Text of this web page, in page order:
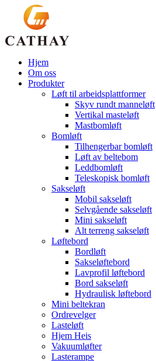
Hjem
Om oss
Produkter
Løft til arbeidsplattformer
Skyv rundt manneløft
Vertikal masteløft
Mastbomløft
Bomløft
Tilhengerbar bomløft
Løft av beltebom
Leddbomløft
Teleskopisk bomløft
Sakseløft
Mobil sakseløft
Selvgående sakseløft
Mini sakseløft
Alt terreng sakseløft
Løftebord
Bordløft
Sakseløftebord
Lavprofil løftebord
Bord sakseløft
Hydraulisk løftebord
Mini beltekran
Ordrevelger
Lasteløft
Hjem Heis
Vakuumløfter
Lasterampe